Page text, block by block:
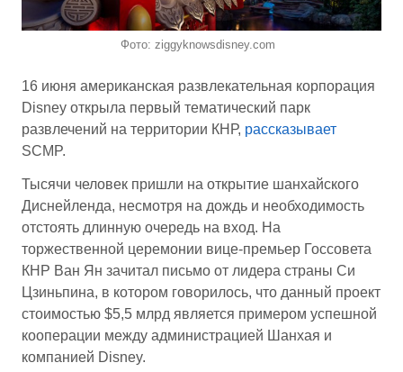
Фото: ziggyknowsdisney.com
16 июня американская развлекательная корпорация
Disney открыла первый тематический парк
развлечений на территории КНР, рассказывает
SCMP.
Тысячи человек пришли на открытие шанхайского
Диснейленда, несмотря на дождь и необходимость
отстоять длинную очередь на вход. На
торжественной церемонии вице-премьер Госсовета
КНР Ван Ян зачитал письмо от лидера страны Си
Цзиньпина, в котором говорилось, что данный проект
стоимостью $5,5 млрд является примером успешной
кооперации между администрацией Шанхая и
компанией Disney.